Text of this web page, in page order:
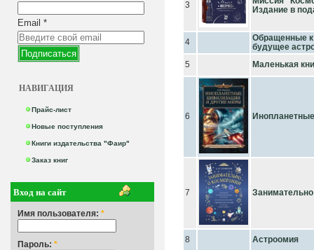
Email *
НАВИГАЦИЯ
Прайс-лист
Новые поступления
Книги издательства "Фаир"
Заказ книг
Вход на сайт
Имя пользователя: *
Пароль: *
3
Издание в
4
Обращенные
будущее
5
Маленькая
6
7
8 Астроомия